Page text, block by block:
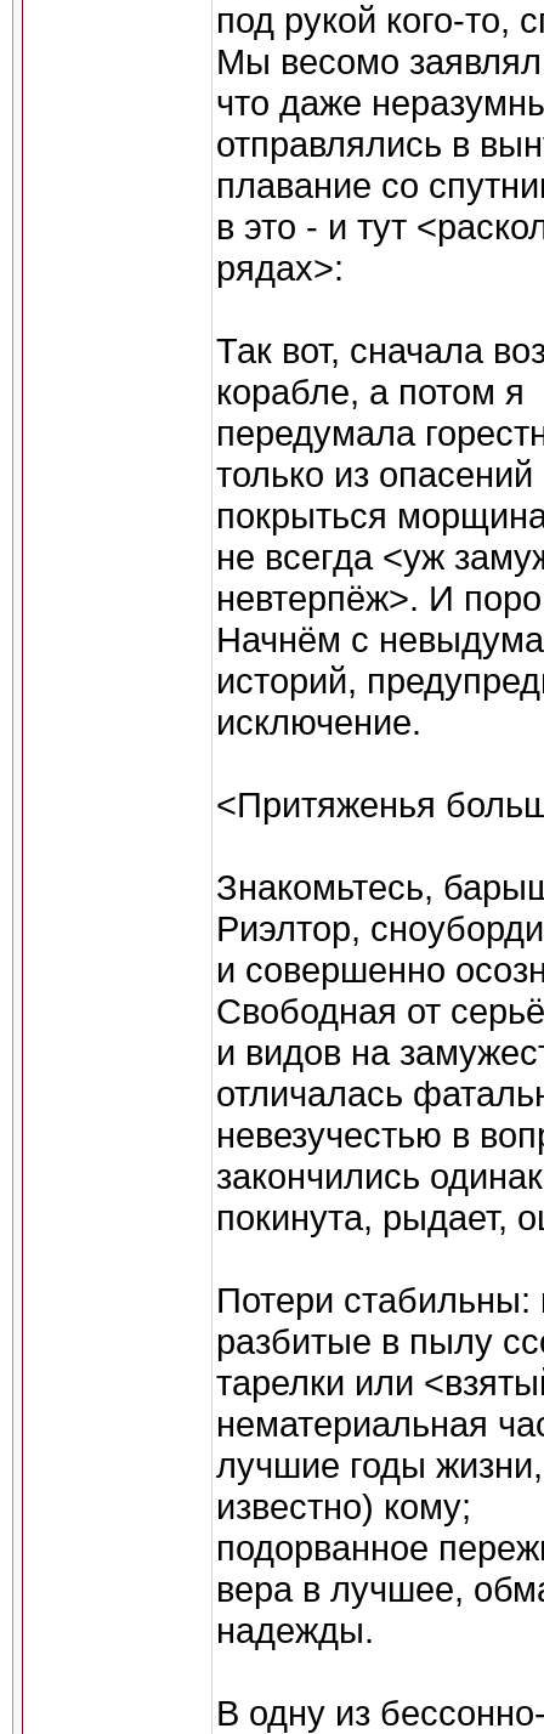
под рукой кого-то,
Мы весомо
что даже
отправлялись в
плавание со
в это - и тут
рядах>:
Так вот, сначала
корабле, а потом я
передумала
только из опасений
покрыться
не всегда <уж
невтерпёж>. И
Начнём с
историй,
исключение.
<Притяженья
Знакомьтесь,
Риэлтор,
и совершенно
Свободная от
и видов на
отличалась
невезучестью в
закончились
покинута, рыдает,
Потери
разбитые в пылу
тарелки или
нематериальная
лучшие годы
известно) кому;
подорванное
вера в лучшее,
надежды.
В одну из